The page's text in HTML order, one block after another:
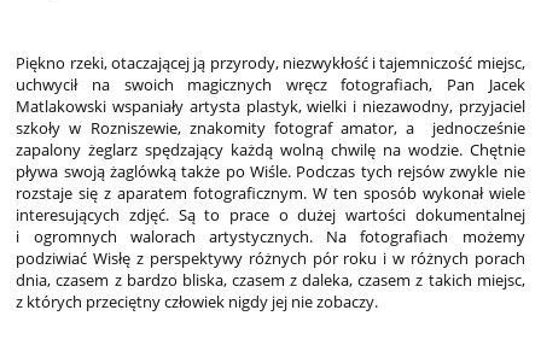
Piękno rzeki, otaczającej ją przyrody, niezwykłość i tajemniczość miejsc,
uchwycił na swoich magicznych wręcz fotografiach, Pan Jacek
Matlakowski wspaniały artysta plastyk, wielki i niezawodny, przyjaciel
szkoły w Rozniszewie, znakomity fotograf amator, a jednocześnie
zapalony żeglarz spędzający każdą wolną chwilę na wodzie. Chętnie
pływa swoją żaglówką także po Wiśle. Podczas tych rejsów zwykle nie
rozstaje się z aparatem fotograficznym. W ten sposób wykonał wiele
interesujących zdjęć. Są to prace o dużej wartości dokumentalnej
i ogromnych walorach artystycznych. Na fotografiach możemy
podziwiać Wisłę z perspektywy różnych pór roku i w różnych porach
dnia, czasem z bardzo bliska, czasem z daleka, czasem z takich miejsc,
z których przeciętny człowiek nigdy jej nie zobaczy.